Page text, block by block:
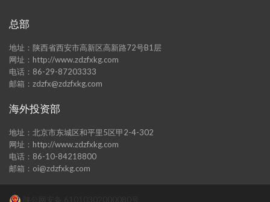
总部
地址：陕西省西安市高新区高新路72号B1层
网址：http://www.zdzfxkg.com
电话：86-29-87203333
邮箱：zdzfx@zdzfxkg.com
海外投资部
地址：北京市东城区和平里5区甲2-4-302
网址：http://www.zdzfxkg.com
电话：86-10-84218800
邮箱：oi@zdzfxkg.com